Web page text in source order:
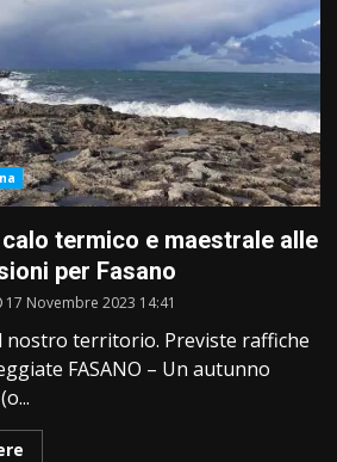
termico e maestrale alle
per Fasano
17 Novembre 2023 14:41
nostro territorio. Previste raffiche
FASANO – Un autunno